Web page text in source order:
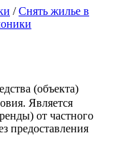
/Снять жилье в
(объекта)
Является
от частного
предоставления